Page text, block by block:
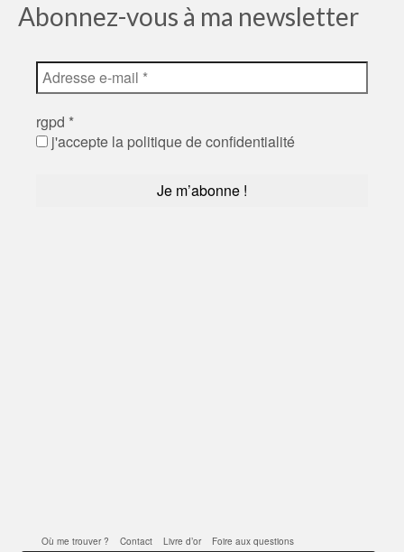
Abonnez-vous à ma newsletter
rgpd *
j'accepte la politique de confidentialité
Où me trouver ? Contact Livre d’or Foire aux questions